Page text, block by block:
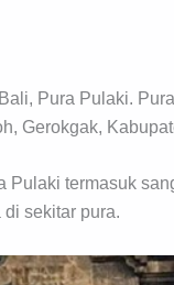
Pura Pulaki.
Gerokgak,
termasuk
sekitar pura.